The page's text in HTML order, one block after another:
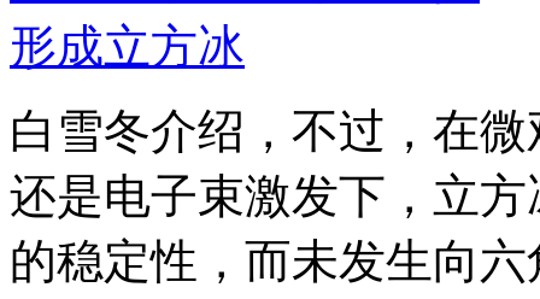
白雪冬介绍，不过，在
还是电子束激发下，立
的稳定性，而未发生向